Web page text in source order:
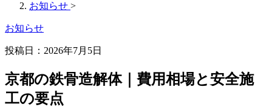
お知らせ >
お知らせ
投稿日： 2026年7月5日
京都の鉄骨造解体｜費用相場と安全施
工の要点